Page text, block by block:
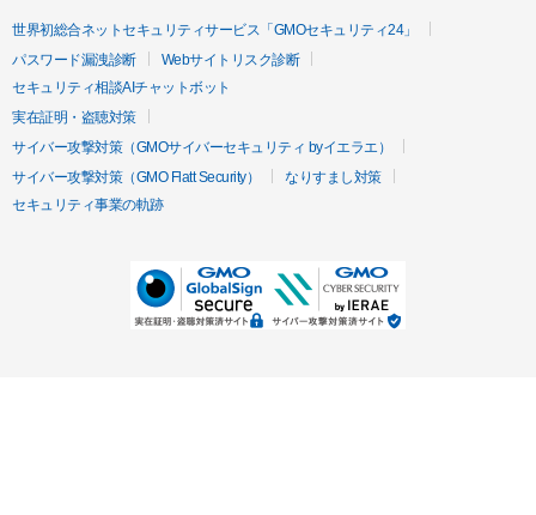
世界初総合ネットセキュリティサービス「GMOセキュリティ24」
パスワード漏洩診断
Webサイトリスク診断
セキュリティ相談AIチャットボット
実在証明・盗聴対策
サイバー攻撃対策（GMOサイバーセキュリティ byイエラエ）
サイバー攻撃対策（GMO Flatt Security）
なりすまし対策
セキュリティ事業の軌跡